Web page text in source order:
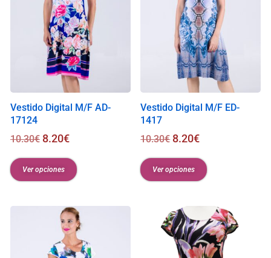
Vestido Digital M/F AD-
17124
10.30€ 8.20€
Ver opciones
Vestido Digital M/F ED-
1417
10.30€ 8.20€
Ver opciones